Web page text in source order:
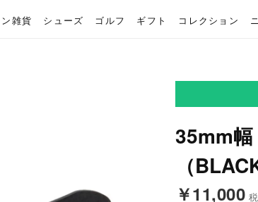
雑貨 シューズ ゴルフ ギフト コレクション
35mm
（
￥11,000